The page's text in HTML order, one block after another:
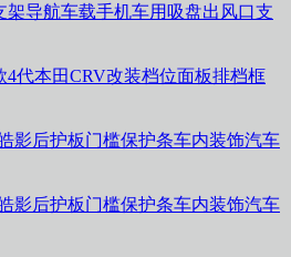
架导航车载手机车用吸盘出风口支
4代本田CRV改装档位面板排档框
影后护板门槛保护条车内装饰汽车
影后护板门槛保护条车内装饰汽车